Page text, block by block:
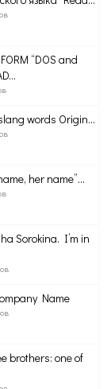
“DOS and
words Origin...
her name”...
Sorokina. I’m in
Name
brothers: one of